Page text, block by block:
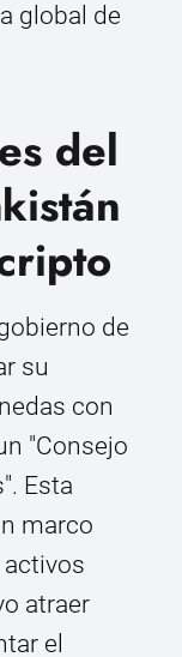
global de
del
de
su
con
"Consejo
Esta
marco
atraer
el